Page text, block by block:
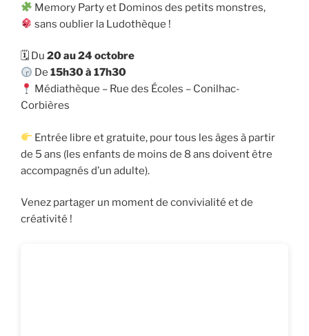
Memory Party et Dominos des petits monstres,
sans oublier la Ludothèque !
🗓 Du 20 au 24 octobre
De15h30 à 17h30
Médiathèque – Rue des Écoles – Conilhac-
Corbières
Entrée libre et gratuite, pour tous les âges à partir
de 5 ans (les enfants de moins de 8 ans doivent être
accompagnés d’un adulte).
Venez partager un moment de convivialité et de
créativité !